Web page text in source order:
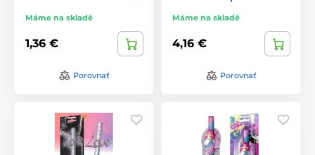
Máme na skladě
1,36 €
Porovnať
Máme na skladě
4,16 €
Porovnať